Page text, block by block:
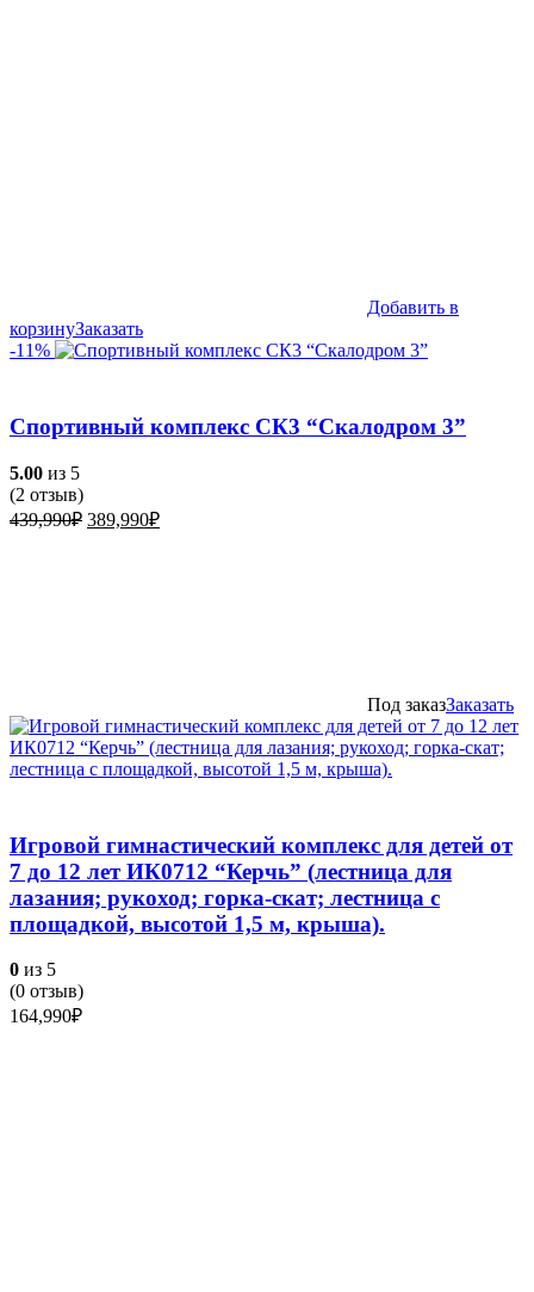
Добавить в
корзинуЗаказать
-11%
Спортивный комплекс СК3 “Скалодром 3”
5.00 из 5
(2 отзыв)
439,990₽ Первоначальная
389,990₽Текущая
Под заказЗаказать
Игровой гимнастический комплекс для детей от
7 до 12 лет ИК0712 “Керчь” (лестница для
лазания; рукоход; горка-скат; лестница с
площадкой, высотой 1,5 м, крыша).
0 из 5
(0 отзыв)
164,990₽